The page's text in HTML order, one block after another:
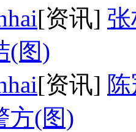
[资讯]
(图)
[资讯]
方(图)